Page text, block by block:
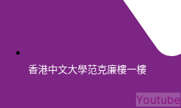
香港中文大學范克廉樓一樓
Youtube